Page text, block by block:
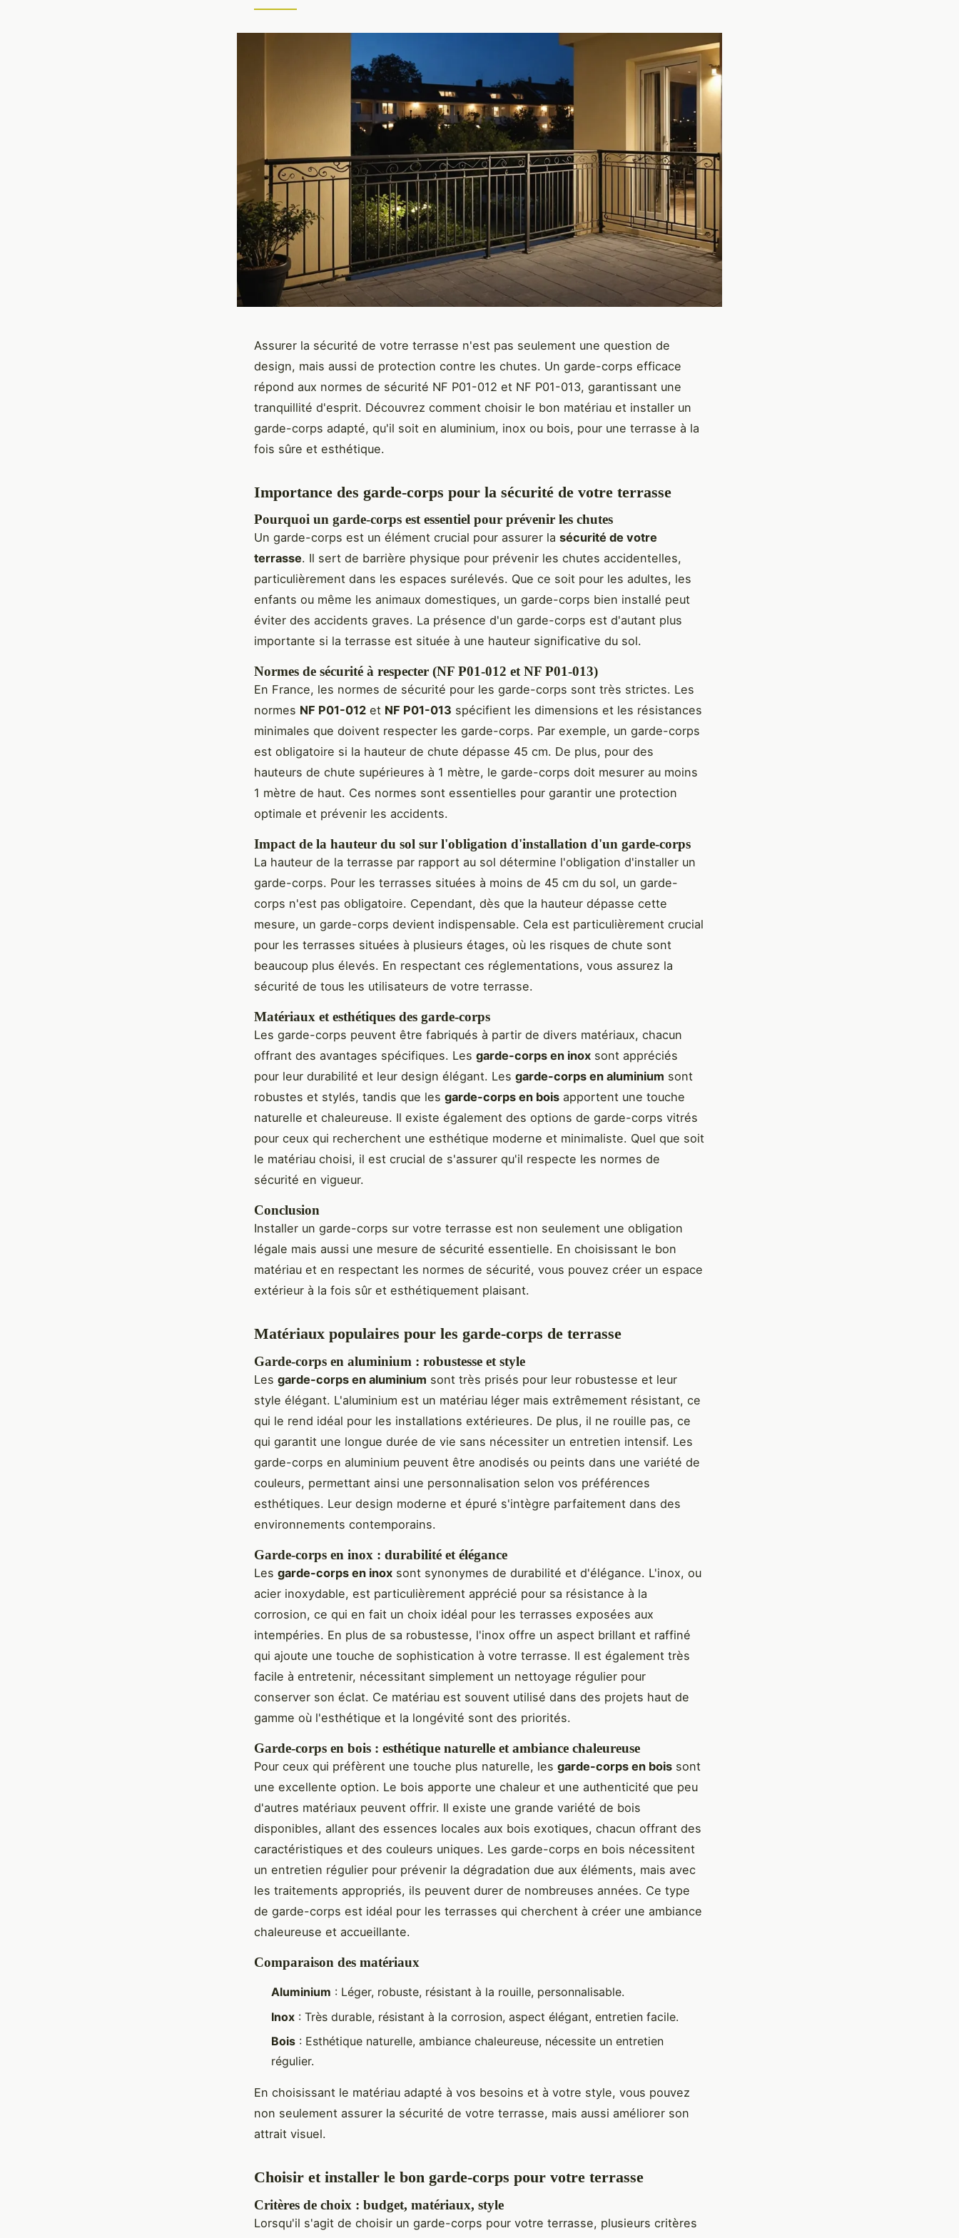
Assurer la sécurité de votre terrasse n'est pas seulement une question de
design, mais aussi de protection contre les chutes. Un garde-corps efficace
répond aux normes de sécurité NF P01-012 et NF P01-013, garantissant une
tranquillité d'esprit. Découvrez comment choisir le bon matériau et installer un
garde-corps adapté, qu'il soit en aluminium, inox ou bois, pour une terrasse à la
fois sûre et esthétique.
Importance des garde-corps pour la sécurité de votre terrasse
Pourquoi un garde-corps est essentiel pour prévenir les chutes
Un garde-corps est un élément crucial pour assurer la sécurité de votre
terrasse. Il sert de barrière physique pour prévenir les chutes accidentelles,
particulièrement dans les espaces surélevés. Que ce soit pour les adultes, les
enfants ou même les animaux domestiques, un garde-corps bien installé peut
éviter des accidents graves. La présence d'un garde-corps est d'autant plus
importante si la terrasse est située à une hauteur significative du sol.
Normes de sécurité à respecter (NF P01-012 et NF P01-013)
En France, les normes de sécurité pour les garde-corps sont très strictes. Les
normes NF P01-012 et NF P01-013 spécifient les dimensions et les résistances
minimales que doivent respecter les garde-corps. Par exemple, un garde-corps
est obligatoire si la hauteur de chute dépasse 45 cm. De plus, pour des
hauteurs de chute supérieures à 1 mètre, le garde-corps doit mesurer au moins
1 mètre de haut. Ces normes sont essentielles pour garantir une protection
optimale et prévenir les accidents.
Impact de la hauteur du sol sur l'obligation d'installation d'un garde-corps
La hauteur de la terrasse par rapport au sol détermine l'obligation d'installer un
garde-corps. Pour les terrasses situées à moins de 45 cm du sol, un garde-
corps n'est pas obligatoire. Cependant, dès que la hauteur dépasse cette
mesure, un garde-corps devient indispensable. Cela est particulièrement crucial
pour les terrasses situées à plusieurs étages, où les risques de chute sont
beaucoup plus élevés. En respectant ces réglementations, vous assurez la
sécurité de tous les utilisateurs de votre terrasse.
Matériaux et esthétiques des garde-corps
Les garde-corps peuvent être fabriqués à partir de divers matériaux, chacun
offrant des avantages spécifiques. Les garde-corps en inox sont appréciés
pour leur durabilité et leur design élégant. Les garde-corps en aluminium sont
robustes et stylés, tandis que les garde-corps en bois apportent une touche
naturelle et chaleureuse. Il existe également des options de garde-corps vitrés
pour ceux qui recherchent une esthétique moderne et minimaliste. Quel que soit
le matériau choisi, il est crucial de s'assurer qu'il respecte les normes de
sécurité en vigueur.
Conclusion
Installer un garde-corps sur votre terrasse est non seulement une obligation
légale mais aussi une mesure de sécurité essentielle. En choisissant le bon
matériau et en respectant les normes de sécurité, vous pouvez créer un espace
extérieur à la fois sûr et esthétiquement plaisant.
Matériaux populaires pour les garde-corps de terrasse
Garde-corps en aluminium : robustesse et style
Les garde-corps en aluminium sont très prisés pour leur robustesse et leur
style élégant. L'aluminium est un matériau léger mais extrêmement résistant, ce
qui le rend idéal pour les installations extérieures. De plus, il ne rouille pas, ce
qui garantit une longue durée de vie sans nécessiter un entretien intensif. Les
garde-corps en aluminium peuvent être anodisés ou peints dans une variété de
couleurs, permettant ainsi une personnalisation selon vos préférences
esthétiques. Leur design moderne et épuré s'intègre parfaitement dans des
environnements contemporains.
Garde-corps en inox : durabilité et élégance
Les garde-corps en inox sont synonymes de durabilité et d'élégance. L'inox, ou
acier inoxydable, est particulièrement apprécié pour sa résistance à la
corrosion, ce qui en fait un choix idéal pour les terrasses exposées aux
intempéries. En plus de sa robustesse, l'inox offre un aspect brillant et raffiné
qui ajoute une touche de sophistication à votre terrasse. Il est également très
facile à entretenir, nécessitant simplement un nettoyage régulier pour
conserver son éclat. Ce matériau est souvent utilisé dans des projets haut de
gamme où l'esthétique et la longévité sont des priorités.
Garde-corps en bois : esthétique naturelle et ambiance chaleureuse
Pour ceux qui préfèrent une touche plus naturelle, les garde-corps en bois sont
une excellente option. Le bois apporte une chaleur et une authenticité que peu
d'autres matériaux peuvent offrir. Il existe une grande variété de bois
disponibles, allant des essences locales aux bois exotiques, chacun offrant des
caractéristiques et des couleurs uniques. Les garde-corps en bois nécessitent
un entretien régulier pour prévenir la dégradation due aux éléments, mais avec
les traitements appropriés, ils peuvent durer de nombreuses années. Ce type
de garde-corps est idéal pour les terrasses qui cherchent à créer une ambiance
chaleureuse et accueillante.
Comparaison des matériaux
Aluminium : Léger, robuste, résistant à la rouille, personnalisable.
Inox : Très durable, résistant à la corrosion, aspect élégant, entretien facile.
Bois : Esthétique naturelle, ambiance chaleureuse, nécessite un entretien
régulier.
En choisissant le matériau adapté à vos besoins et à votre style, vous pouvez
non seulement assurer la sécurité de votre terrasse, mais aussi améliorer son
attrait visuel.
Choisir et installer le bon garde-corps pour votre terrasse
Critères de choix : budget, matériaux, style
Lorsqu'il s'agit de choisir un garde-corps pour votre terrasse, plusieurs critères